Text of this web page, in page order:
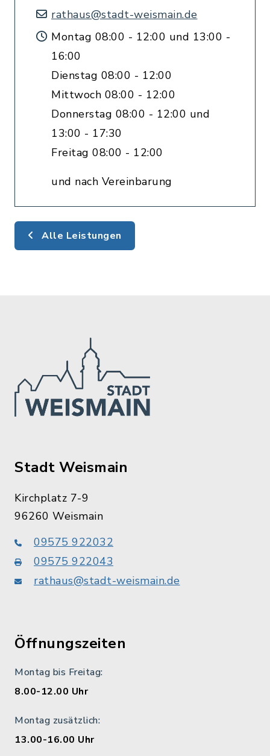
rathaus@stadt-weismain.de
Montag 08:00 - 12:00 und 13:00 -
16:00
Dienstag 08:00 - 12:00
Mittwoch 08:00 - 12:00
Donnerstag 08:00 - 12:00 und
13:00 - 17:30
Freitag 08:00 - 12:00
und nach Vereinbarung
Alle Leistungen
Stadt Weismain
Kirchplatz 7-9
96260 Weismain
09575 922032
09575 922043
rathaus@stadt-weismain.de
Öffnungszeiten
Montag bis Freitag:
8.00-12.00 Uhr
Montag zusätzlich:
13.00-16.00 Uhr